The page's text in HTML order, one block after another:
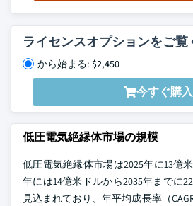
ライセンスオプションをご覧
から始まる: $2,450
今すぐ購入
低圧電気絶縁体市場の規模
低圧電気絶縁体市場は2025年に13億
年には14億米ドルから2035年までに
見込まれており、年平均成長率（